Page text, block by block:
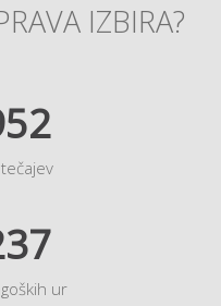
IZBIRA?
ur